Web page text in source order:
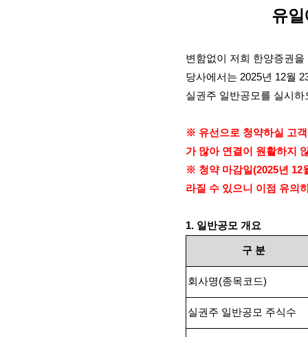
유
변함없이 저희 한양증권
당사에서는 2025년 12월
실권주 일반공모를 실시하
※ 유선으로 청약하실 고
가 많아 연결이 원활하지
※ 청약 마감일(2025년 12
라질 수 있으니 이점 유의
1. 일반공모 개요
구 분
회사명(종목코드)
실권주 일반공모 주식수